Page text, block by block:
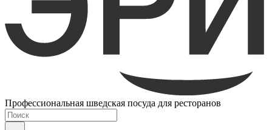
Профессиональная шведская посуда для ресторанов